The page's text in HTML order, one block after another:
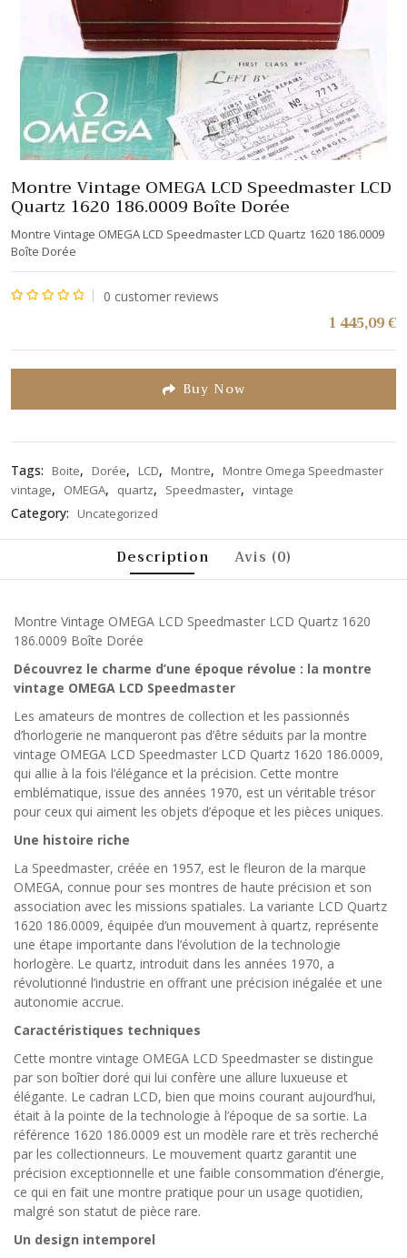
Montre Vintage OMEGA LCD Speedmaster LCD
Quartz 1620 186.0009 Boîte Dorée
Montre Vintage OMEGA LCD Speedmaster LCD Quartz 1620 186.0009
Boîte Dorée
0 customer reviews
1 445,09€
Buy Now
Tags: Boite, Dorée, LCD, Montre,
Montre Omega Speedmaster
vintage, OMEGA, quartz, Speedmaster, vintage
Category: Uncategorized
Description Avis (0)
Montre Vintage OMEGA LCD Speedmaster LCD Quartz 1620
186.0009 Boîte Dorée
Découvrez le charme d’une époque révolue : la montre
vintage OMEGA LCD Speedmaster
Les amateurs de montres de collection et les passionnés
d’horlogerie ne manqueront pas d’être séduits par la montre
vintage OMEGA LCD Speedmaster LCD Quartz 1620 186.0009,
qui allie à la fois l’élégance et la précision. Cette montre
emblématique, issue des années 1970, est un véritable trésor
pour ceux qui aiment les objets d’époque et les pièces uniques.
Une histoire riche
La Speedmaster, créée en 1957, est le fleuron de la marque
OMEGA, connue pour ses montres de haute précision et son
association avec les missions spatiales. La variante LCD Quartz
1620 186.0009, équipée d’un mouvement à quartz, représente
une étape importante dans l’évolution de la technologie
horlogère. Le quartz, introduit dans les années 1970, a
révolutionné l’industrie en offrant une précision inégalée et une
autonomie accrue.
Caractéristiques techniques
Cette montre vintage OMEGA LCD Speedmaster se distingue
par son boîtier doré qui lui confère une allure luxueuse et
élégante. Le cadran LCD, bien que moins courant aujourd’hui,
était à la pointe de la technologie à l’époque de sa sortie. La
référence 1620 186.0009 est un modèle rare et très recherché
par les collectionneurs. Le mouvement quartz garantit une
précision exceptionnelle et une faible consommation d’énergie,
ce qui en fait une montre pratique pour un usage quotidien,
malgré son statut de pièce rare.
Un design intemporel